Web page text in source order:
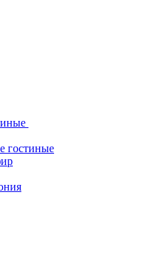
гостиные